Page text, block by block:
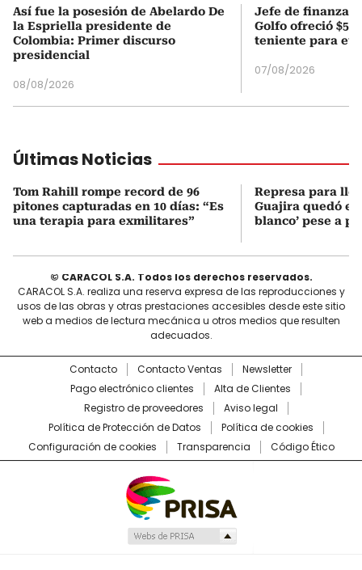
Así fue la posesión de Abelardo De
la Espriella presidente de
Colombia: Primer discurso
presidencial
08/08/2026
Jefe de finanzas
Golfo ofreció
teniente para
07/08/2026
Últimas Noticias
Tom Rahill rompe record de 96
pitones capturadas en 10 días: “Es
una terapia para exmilitares”
Represa para
Guajira quedó en
blanco’ pese a
© CARACOL S.A. Todos los derechos reservados.
CARACOL S.A. realiza una reserva expresa de las reproducciones y
usos de las obras y otras prestaciones accesibles desde este sitio
web a medios de lectura mecánica u otros medios que resulten
adecuados.
Contacto Contacto Ventas
Newsletter
Pago electrónico clientes
Alta de Clientes
Registro de proveedores
Aviso legal
Política de Protección de Datos
Política de cookies
Configuración de cookies
Transparencia Código Ético